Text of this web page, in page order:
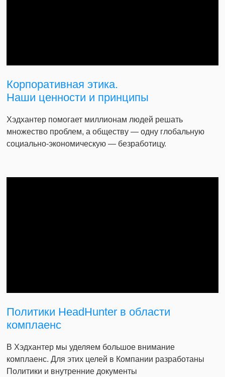
Корпоративная этика.
Наши ценности и принципы
Хэдхантер помогает миллионам людей решать
множество проблем, а обществу — одну глобальную
социально-экономическую — безработицу.
Политики HeadHunter в области
комплаенс
В Хэдхантер мы уделяем большое внимание
комплаенс. Для этих целей в Компании разработаны
Политики и внутренние документы